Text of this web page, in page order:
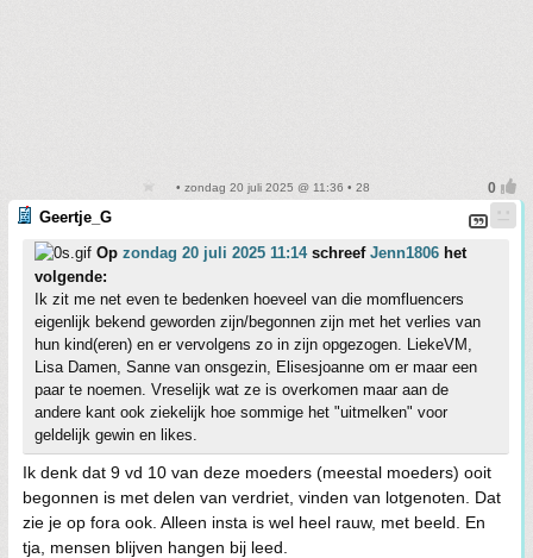
• zondag 20 juli 2025 @ 11:36 • 28
Geertje_G
Op zondag 20 juli 2025 11:14schreef Jenn1806 het
volgende:
Ik zit me net even te bedenken hoeveel van die momfluencers
eigenlijk bekend geworden zijn/begonnen zijn met het verlies van
hun kind(eren) en er vervolgens zo in zijn opgezogen. LiekeVM,
Lisa Damen, Sanne van onsgezin, Elisesjoanne om er maar een
paar te noemen. Vreselijk wat ze is overkomen maar aan de
andere kant ook ziekelijk hoe sommige het "uitmelken" voor
geldelijk gewin en likes.
Ik denk dat 9 vd 10 van deze moeders (meestal moeders) ooit
begonnen is met delen van verdriet, vinden van lotgenoten. Dat
zie je op fora ook. Alleen insta is wel heel rauw, met beeld. En
tja, mensen blijven hangen bij leed.